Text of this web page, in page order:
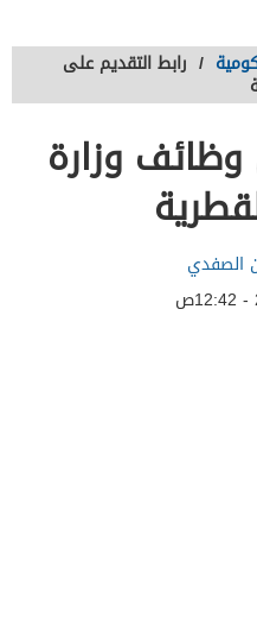
/ رابط التقديم على
وظائف وزارة
الصفدي